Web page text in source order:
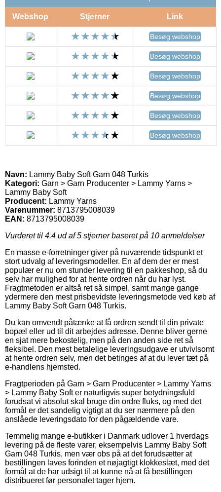
Webshop Stjerner Link
Besøg webshop
Besøg webshop
Besøg webshop
Besøg webshop
Besøg webshop
Besøg webshop
Navn: Lammy Baby Soft Garn 048 Turkis
Kategori: Garn > Garn Producenter > Lammy Yarns >
Lammy Baby Soft
Producent: Lammy Yarns
Varenummer: 8713795008039
EAN: 8713795008039
Vurderet til 4.4 ud af 5 stjerner baseret på 10 anmeldelser
En masse e-forretninger giver på nuværende tidspunkt et
stort udvalg af leveringsmodeller. En af dem der er mest
populær er nu om stunder levering til en pakkeshop, så du
selv har mulighed for at hente ordren når du har lyst.
Fragtmetoden er altså ret så simpel, samt mange gange
ydermere den mest prisbevidste leveringsmetode ved køb af
Lammy Baby Soft Garn 048 Turkis.
Du kan omvendt påtænke at få ordren sendt til din private
bopæl eller ud til dit arbejdes adresse. Denne bliver gerne
en sjat mere bekostelig, men på den anden side ret så
fleksibel. Den mest betalelige leveringsudgave er utvivlsomt
at hente ordren selv, men det betinges af at du lever tæt på
e-handlens hjemsted.
Fragtperioden på Garn > Garn Producenter > Lammy Yarns
> Lammy Baby Soft er naturligvis super betydningsfuld
forudsat vi absolut skal bruge din ordre fluks, og med det
formål er det sandelig vigtigt at du ser nærmere på den
anslåede leveringsdato for den pågældende vare.
Temmelig mange e-butikker i Danmark udlover 1 hverdags
levering på de fleste varer, eksempelvis Lammy Baby Soft
Garn 048 Turkis, men vær obs på at det forudsætter at
bestillingen laves forinden et nøjagtigt klokkeslæt, med det
formål at de har udsigt til at kunne nå at få bestillingen
distribueret før personalet tager hjem.